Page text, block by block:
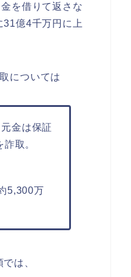
を借りて返さな
億4千万円に上
については
金は保証
取。
5,300万
は、